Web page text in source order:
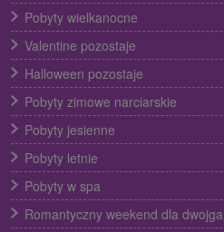
Pobyty wielkanocne
Valentine pozostaje
Halloween pozostaje
Pobyty zimowe narciarskie
Pobyty jesienne
Pobyty letnie
Pobyty w spa
Romantyczny weekend dla dwojga